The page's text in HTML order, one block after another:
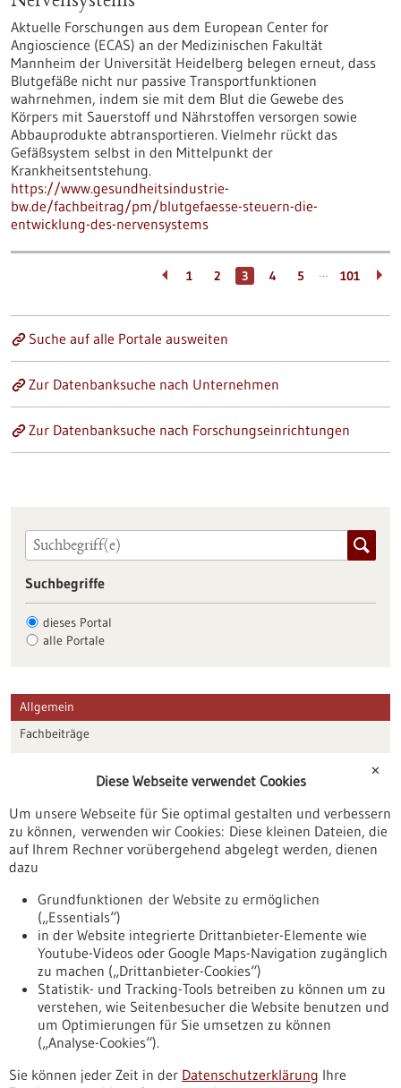
Aktuelle Forschungen aus dem European Center for
Angioscience (ECAS) an der Medizinischen Fakultät
Mannheim der Universität Heidelberg belegen erneut, dass
Blutgefäße nicht nur passive Transportfunktionen
wahrnehmen, indem sie mit dem Blut die Gewebe des
Körpers mit Sauerstoff und Nährstoffen versorgen sowie
Abbauprodukte abtransportieren. Vielmehr rückt das
Gefäßsystem selbst in den Mittelpunkt der
Krankheitsentstehung.
https://www.gesundheitsindustrie-
bw.de/fachbeitrag/pm/blutgefaesse-steuern-die-
entwicklung-des-nervensystems
1 2 3 4 5 … 101
Suche auf alle Portale ausweiten
Zur Datenbanksuche nach Unternehmen
Zur Datenbanksuche nach Forschungseinrichtungen
Suchbegriffe
dieses Portal
alle Portale
Allgemein
Fachbeiträge
Veranstaltungen
Erscheinungsdatum
Nach oben
✕
Diese Webseite verwendet Cookies
Um unsere Webseite für Sie optimal gestalten und verbessern
zu können, verwenden wir Cookies: Diese kleinen Dateien, die
auf Ihrem Rechner vorübergehend abgelegt werden, dienen
dazu
Grundfunktionen der Website zu ermöglichen
(„Essentials“)
in der Website integrierte Drittanbieter-Elemente wie
Youtube-Videos oder Google Maps-Navigation zugänglich
zu machen („Drittanbieter-Cookies“)
Statistik- und Tracking-Tools betreiben zu können um zu
verstehen, wie Seitenbesucher die Website benutzen und
um Optimierungen für Sie umsetzen zu können
(„Analyse-Cookies“).
Sie können jeder Zeit in der Datenschutzerklärung Ihre